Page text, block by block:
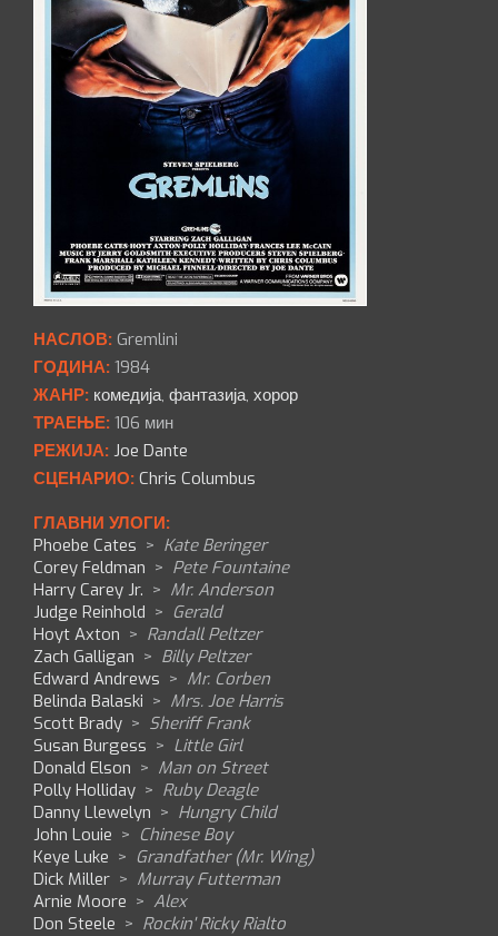
НАСЛОВ: Gremlini
ГОДИНА: 1984
ЖАНР: комедија, фантазија, хорор
ТРАЕЊЕ: 106 мин
РЕЖИЈА: Joe Dante
СЦЕНАРИО: Chris Columbus
ГЛАВНИ УЛОГИ:
Phoebe Cates > Kate Beringer
Corey Feldman > Pete Fountaine
Harry Carey Jr. > Mr. Anderson
Judge Reinhold > Gerald
Hoyt Axton > Randall Peltzer
Zach Galligan > Billy Peltzer
Edward Andrews > Mr. Corben
Belinda Balaski > Mrs. Joe Harris
Scott Brady > Sheriff Frank
Susan Burgess > Little Girl
Donald Elson > Man on Street
Polly Holliday > Ruby Deagle
Danny Llewelyn > Hungry Child
John Louie > Chinese Boy
Keye Luke > Grandfather (Mr. Wing)
Dick Miller > Murray Futterman
Arnie Moore > Alex
Don Steele > Rockin' Ricky Rialto